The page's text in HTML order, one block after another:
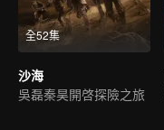
全52集
沙海
吳磊秦昊開啓探險之旅